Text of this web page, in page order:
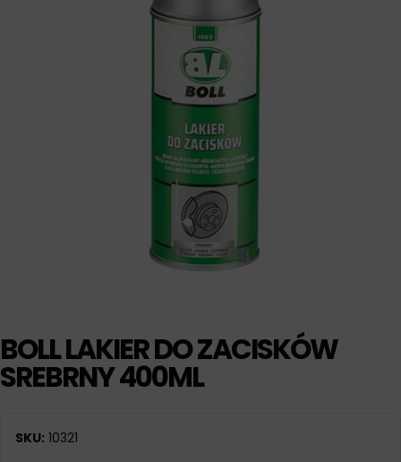
BOLL LAKIER DO ZACISKÓW
SREBRNY 400ML
SKU: 10321